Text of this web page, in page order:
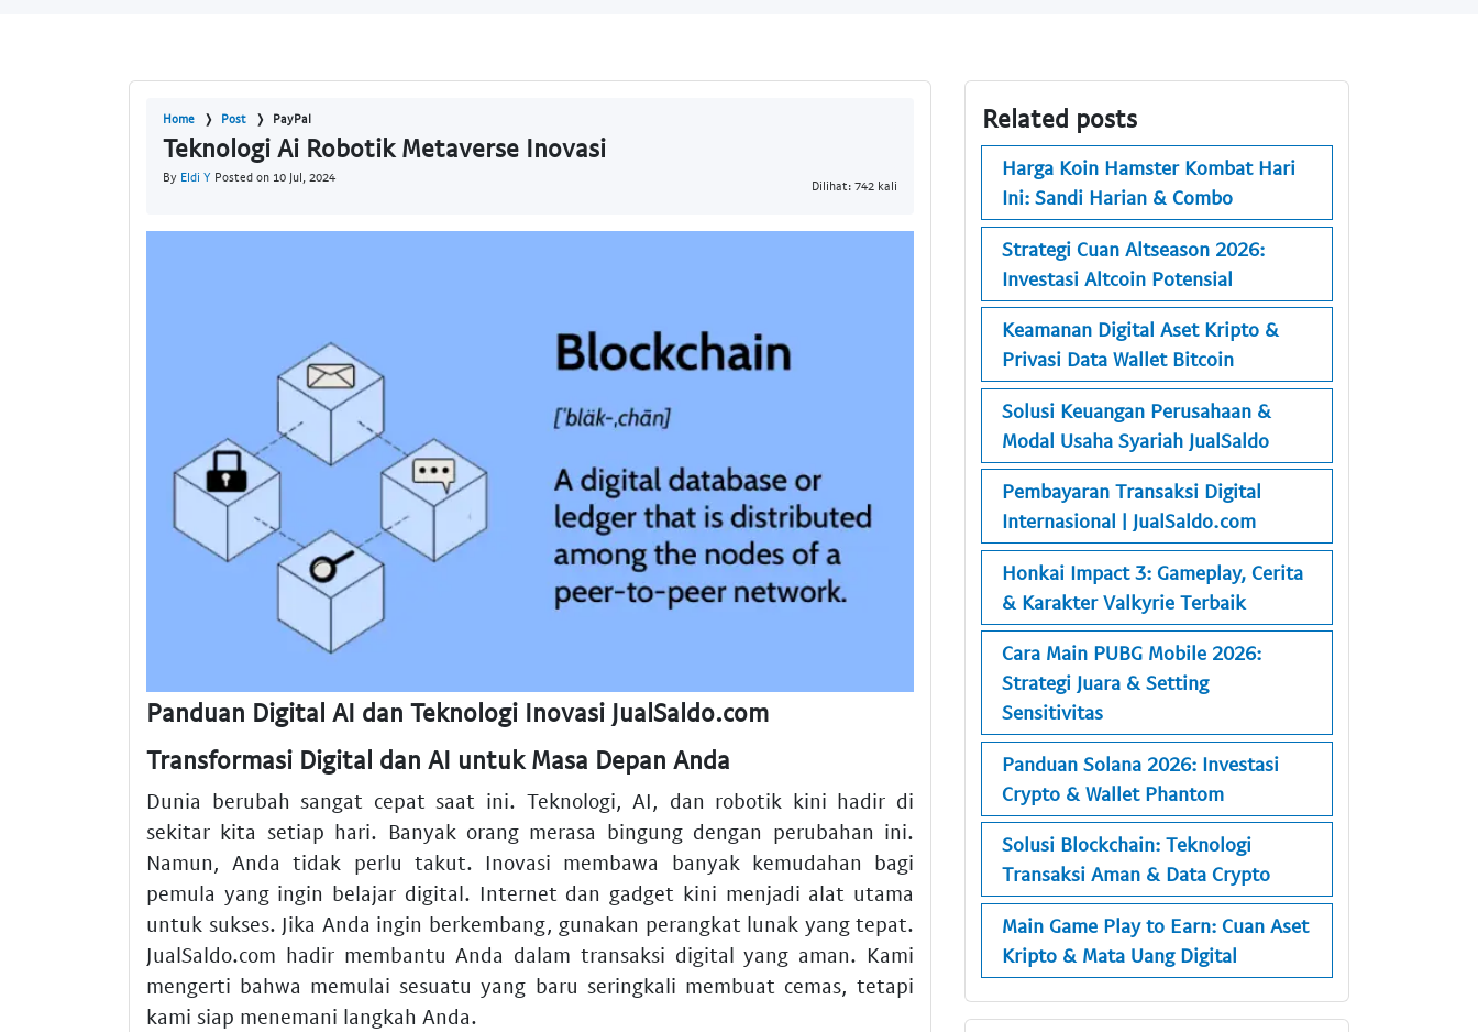
Home Post PayPal
Teknologi Ai Robotik Metaverse Inovasi
By Eldi Y Posted on 10 Jul, 2024
Dilihat: 742 kali
Panduan Digital AI dan Teknologi Inovasi JualSaldo.com
Transformasi Digital dan AI untuk Masa Depan Anda
Dunia berubah sangat cepat saat ini. Teknologi, AI, dan robotik kini hadir di
sekitar kita setiap hari. Banyak orang merasa bingung dengan perubahan ini.
Namun, Anda tidak perlu takut. Inovasi membawa banyak kemudahan bagi
pemula yang ingin belajar digital. Internet dan gadget kini menjadi alat utama
untuk sukses. Jika Anda ingin berkembang, gunakan perangkat lunak yang tepat.
JualSaldo.com hadir membantu Anda dalam transaksi digital yang aman. Kami
mengerti bahwa memulai sesuatu yang baru seringkali membuat cemas, tetapi
kami siap menemani langkah Anda.
Related posts
Harga Koin Hamster Kombat Hari
Ini: Sandi Harian & Combo
Strategi Cuan Altseason 2026:
Investasi Altcoin Potensial
Keamanan Digital Aset Kripto &
Privasi Data Wallet Bitcoin
Solusi Keuangan Perusahaan &
Modal Usaha Syariah JualSaldo
Pembayaran Transaksi Digital
Internasional | JualSaldo.com
Honkai Impact 3: Gameplay, Cerita
& Karakter Valkyrie Terbaik
Cara Main PUBG Mobile 2026:
Strategi Juara & Setting
Sensitivitas
Panduan Solana 2026: Investasi
Crypto & Wallet Phantom
Solusi Blockchain: Teknologi
Transaksi Aman & Data Crypto
Main Game Play to Earn: Cuan Aset
Kripto & Mata Uang Digital